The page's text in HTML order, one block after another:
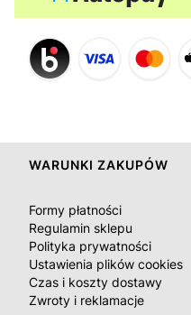
Linki w stopce
WARUNKI ZAKUPÓW
Formy płatności
Regulamin sklepu
Polityka prywatności
Ustawienia plików cookies
Czas i koszty dostawy
Zwroty i reklamacje